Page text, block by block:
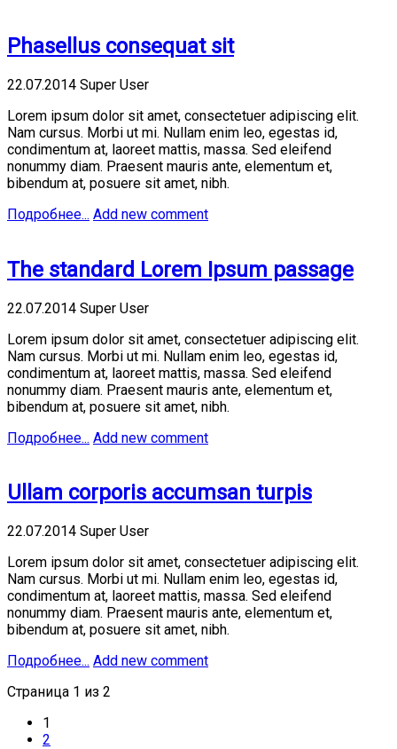
Phasellus consequat sit
22.07.2014 Super User
Lorem ipsum dolor sit amet, consectetuer adipiscing elit.
Nam cursus. Morbi ut mi. Nullam enim leo, egestas id,
condimentum at, laoreet mattis, massa. Sed eleifend
nonummy diam. Praesent mauris ante, elementum et,
bibendum at, posuere sit amet, nibh.
Подробнее... Add new comment
The standard Lorem Ipsum passage
22.07.2014 Super User
Lorem ipsum dolor sit amet, consectetuer adipiscing elit.
Nam cursus. Morbi ut mi. Nullam enim leo, egestas id,
condimentum at, laoreet mattis, massa. Sed eleifend
nonummy diam. Praesent mauris ante, elementum et,
bibendum at, posuere sit amet, nibh.
Подробнее... Add new comment
Ullam corporis accumsan turpis
22.07.2014 Super User
Lorem ipsum dolor sit amet, consectetuer adipiscing elit.
Nam cursus. Morbi ut mi. Nullam enim leo, egestas id,
condimentum at, laoreet mattis, massa. Sed eleifend
nonummy diam. Praesent mauris ante, elementum et,
bibendum at, posuere sit amet, nibh.
Подробнее... Add new comment
Страница 1 из 2
1
2